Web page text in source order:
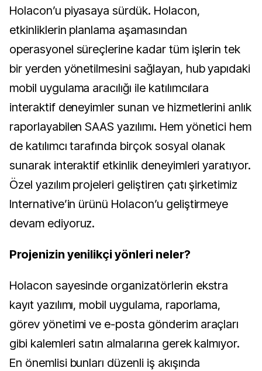
Holacon’u piyasaya sürdük. Holacon,
etkinliklerin planlama aşamasından
operasyonel süreçlerine kadar tüm işlerin tek
bir yerden yönetilmesini sağlayan, hub yapıdaki
mobil uygulama aracılığı ile katılımcılara
interaktif deneyimler sunan ve hizmetlerini anlık
raporlayabilen SAAS yazılımı. Hem yönetici hem
de katılımcı tarafında birçok sosyal olanak
sunarak interaktif etkinlik deneyimleri yaratıyor.
Özel yazılım projeleri geliştiren çatı şirketimiz
Internative’in ürünü Holacon’u geliştirmeye
devam ediyoruz.
Projenizin yenilikçi yönleri neler?
Holacon sayesinde organizatörlerin ekstra
kayıt yazılımı, mobil uygulama, raporlama,
görev yönetimi ve e-posta gönderim araçları
gibi kalemleri satın almalarına gerek kalmıyor.
En önemlisi bunları düzenli iş akışında